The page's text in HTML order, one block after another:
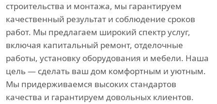
строительства и монтажа, мы гарантируем
качественный результат и соблюдение сроков
работ. Мы предлагаем широкий спектр услуг,
включая капитальный ремонт, отделочные
работы, установку оборудования и мебели. Наша
цель — сделать ваш дом комфортным и уютным.
Мы придерживаемся высоких стандартов
качества и гарантируем довольных клиентов.